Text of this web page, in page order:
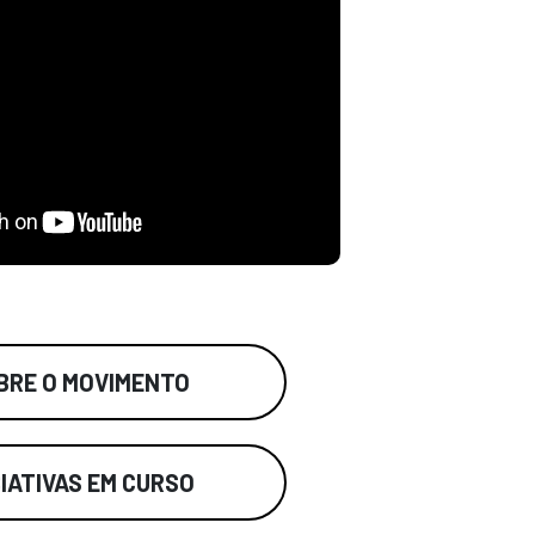
O MOVIMENTO
EM CURSO